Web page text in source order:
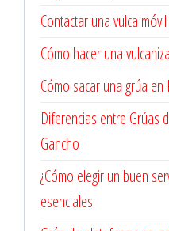
Contactar una vulca
Cómo hacer una
Cómo sacar una grúa
Diferencias entre Grúas
Gancho
¿Cómo elegir un buen
esenciales